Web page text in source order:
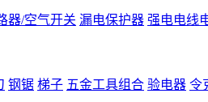
器/空气开关 漏电保护器 强电电线
钢锯 梯子 五金工具组合 验电器 令